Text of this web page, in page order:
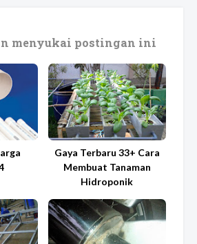
menyukai postingan ini
Gaya Terbaru 33+ Cara
Membuat Tanaman
Hidroponik